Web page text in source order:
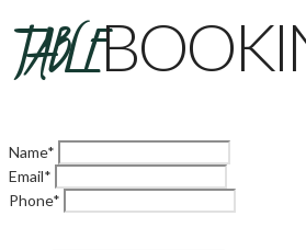
TABLE
Name*
Email*
Phone*